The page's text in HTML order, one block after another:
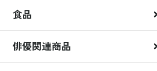
食品
俳優関連商品